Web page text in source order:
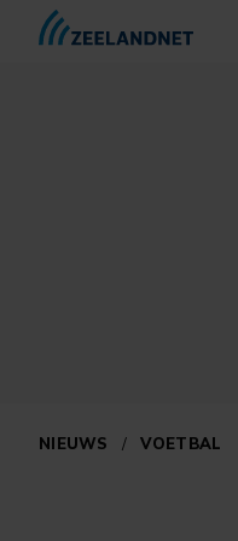
NIEUWS / VOETBAL